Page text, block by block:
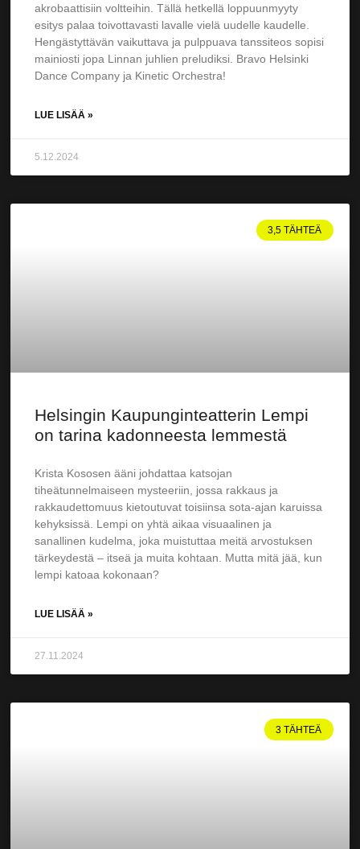
akrobaattisiin voltteihin. Tällä hetkellä loppuunmyyty
esitys palaa toivottavasti lavalle vielä uudelle kaudelle.
Hengästyttävän vaikuttava ja pulppuava tanssiteos sopisi
mainiosti jopa Linnan juhlien preludiksi. Bravo Helsinki
Dance Company ja Kinetic Orchestra!
LUE LISÄÄ »
5.12.2024
3,5 TÄHTEÄ
Helsingin Kaupunginteatterin Lempi
on tarina kadonneesta lemmestä
Krista Kososen ääni johdattaa katsojan
tiheätunnelmaiseen mysteeriin, jossa rakkaus ja
rakkaudettomuus kietoutuvat toisiinsa sota-ajan karuissa
kehyksissä. Lempi on yhtä aikaa visuaalinen ja
sanallinen kudelma, joka muistuttaa meitä arvostuksen
tärkeydestä – itseä ja muita kohtaan. Mutta mitä jää, kun
lempi katoaa kokonaan?
LUE LISÄÄ »
27.11.2024
3 TÄHTEÄ